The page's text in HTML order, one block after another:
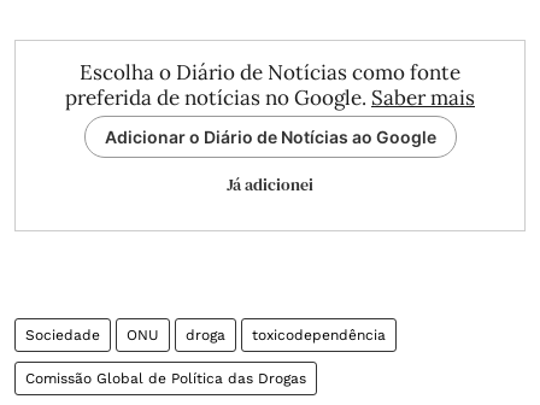
Escolha o Diário de Notícias como fonte
preferida de notícias no Google. Saber mais
Adicionar o Diário de Notícias ao Google
Já adicionei
Sociedade ONU droga toxicodependência
Comissão Global de Política das Drogas